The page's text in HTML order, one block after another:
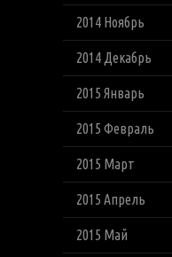
2014 Ноябрь
2014 Декабрь
2015 Январь
2015 Февраль
2015 Март
2015 Апрель
2015 Май